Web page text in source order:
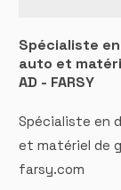
Spécialiste
auto et
AD - FARSY
Spécialiste en
et matériel de
farsy.com